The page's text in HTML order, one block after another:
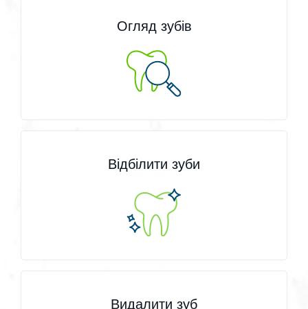
Огляд зубів
Відбілити зуби
Видалити зуб